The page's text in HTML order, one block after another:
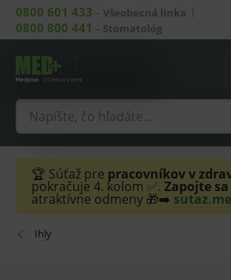
0800 601 433 – Všeobecná linka
0800 800 441 – Stomatológ
🏆 Súťaž pre pracovníkov v
pokračuje 4. kolom ✅. Zapojte sa
atraktívne odmeny 🎁➡️
Ihly